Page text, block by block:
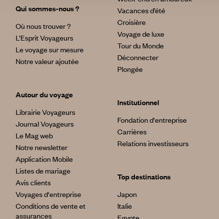
Qui sommes-nous ?
Où nous trouver ?
L’Esprit Voyageurs
Le voyage sur mesure
Notre valeur ajoutée
Autour du voyage
Librairie Voyageurs
Journal Voyageurs
Le Mag web
Notre newsletter
Application Mobile
Listes de mariage
Avis clients
Voyages d'entreprise
Conditions de vente et
assurances
Vacances d’été
Croisière
Voyage de luxe
Tour du Monde
Déconnecter
Plongée
Institutionnel
Fondation d'entreprise
Carrières
Relations investisseurs
Top destinations
Japon
Italie